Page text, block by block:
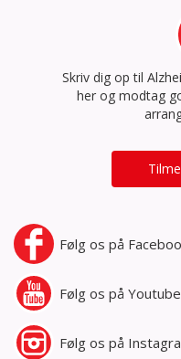
Skriv dig op til
her og modtag
Følg os på
Følg os på Youtube
Følg os på